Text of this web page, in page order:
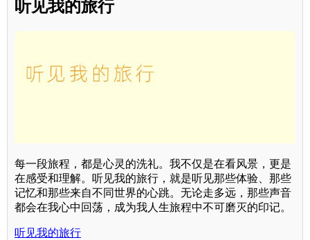
听见我的旅行
每一段旅程，都是心灵的洗礼。我不仅是在看风景，更是
在感受和理解。听见我的旅行，就是听见那些体验、那些
记忆和那些来自不同世界的心跳。无论走多远，那些声音
都会在我心中回荡，成为我人生旅程中不可磨灭的印记。
听见我的旅行